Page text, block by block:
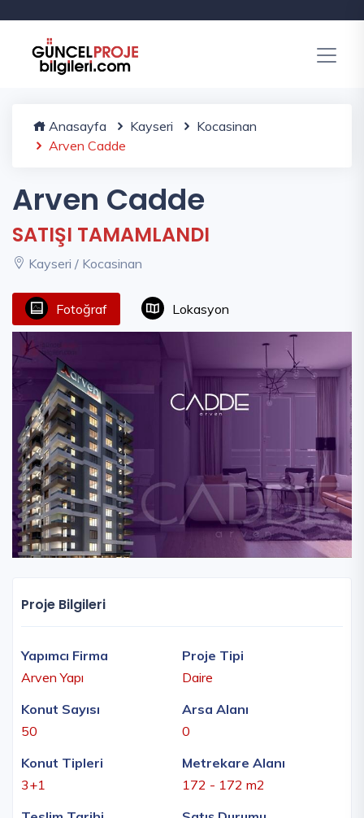
Anasayfa Kayseri
Kocasinan
Arven Cadde
Arven Cadde
SATIŞI TAMAMLANDI
Kayseri / Kocasinan
Fotoğraf Lokasyon
Proje Bilgileri
Yapımcı Firma
Arven Yapı
Proje Tipi
Daire
Konut Sayısı
50
Arsa Alanı
0
Konut Tipleri
3+1
Metrekare Alanı
172 - 172 m2